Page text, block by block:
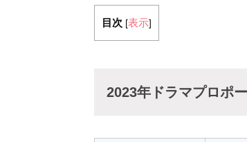
目次 [表示]
2023年ドラマプロポ